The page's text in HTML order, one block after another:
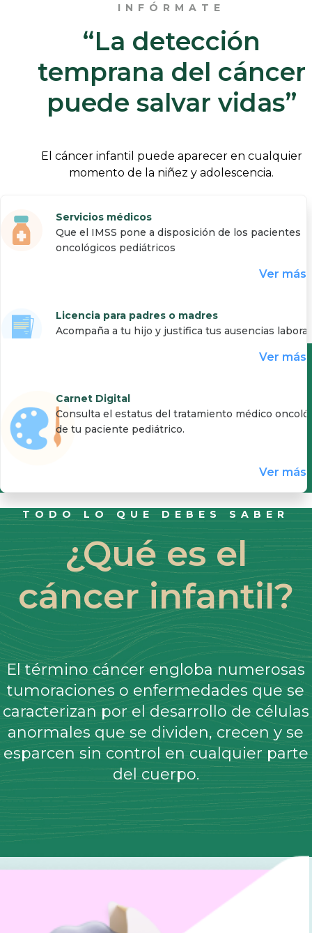
INFÓRMATE
“La detección
temprana del cáncer
puede salvar vidas”
El cáncer infantil puede aparecer en cualquier
momento de la niñez y adolescencia.
Servicios médicos
Que el IMSS pone a disposición de los pacientes
oncológicos pediátricos
Ver más
Licencia para padres o madres
Acompaña a tu hijo y justifica tus ausencias
Ver más
Carnet Digital
Consulta el estatus del tratamiento médico
de tu paciente pediátrico.
Ver más
TODO LO QUE DEBES SABER
¿Qué es el
cáncer infantil?
El término cáncer engloba numerosas
tumoraciones o enfermedades que se
caracterizan por el desarrollo de células
anormales que se dividen, crecen y se
esparcen sin control en cualquier parte
del cuerpo.